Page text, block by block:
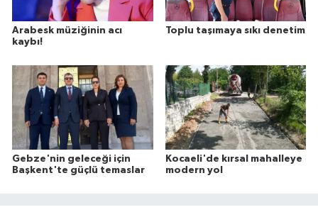
Arabesk müziğinin acı
kaybı!
Toplu taşımaya sıkı denetim
Gebze'nin geleceği için
Başkent'te güçlü temaslar
Kocaeli'de kırsal mahalleye
modern yol